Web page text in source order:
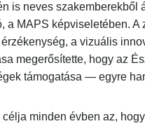
is neves szakemberekből
a MAPS képviseletében.
a vizuális
megerősítette, hogy az
támogatása — egyre
minden évben az,